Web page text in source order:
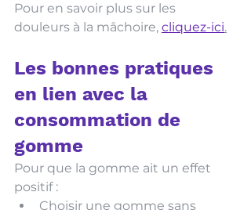
Pour en savoir plus sur les
douleurs à la mâchoire, cliquez-ici.
Les bonnes pratiques
en lien avec la
consommation de
gomme
Pour que la gomme ait un effet
positif :
Choisir une gomme sans